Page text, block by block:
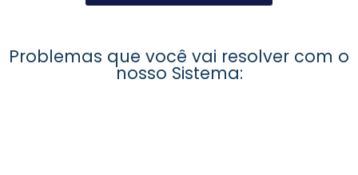
Problemas que você vai resolver com o
nosso Sistema: